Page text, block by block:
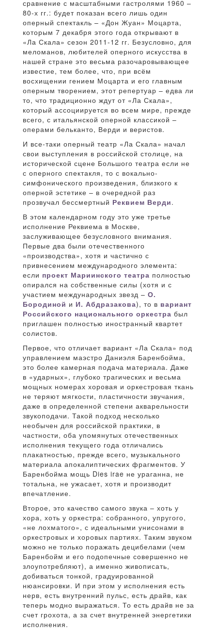
сравнение с масштабными гастролями 1960 –
80-х гг.: будет показан всего лишь один
оперный спектакль – «Дон Жуан» Моцарта,
которым 7 декабря этого года открывают в
«Ла Скала» сезон 2011-12 гг. Безусловно, для
меломанов, любителей оперного искусства в
нашей стране это весьма разочаровывающее
известие, тем более, что, при всём
восхищении гением Моцарта и его главным
оперным творением, этот репертуар – едва ли
то, что традиционно ждут от «Ла Скала»,
который ассоциируется во всем мире, прежде
всего, с итальянской оперной классикой –
операми бельканто, Верди и веристов.
И все-таки оперный театр «Ла Скала» начал
свои выступления в российской столице, на
исторической сцене Большого театра если не
с оперного спектакля, то с вокально-
симфонического произведения, близкого к
оперной эстетике – в очередной раз
прозвучал бессмертный Реквием Верди.
В этом календарном году это уже третье
исполнение Реквиема в Москве,
заслуживающее безусловного внимания.
Первые два были отечественного
«производства», хотя и частично с
привнесением международного элемента:
если проект Мариинского театра полностью
опирался на собственные силы (хотя и с
участием международных звезд – О.
Бородиной и И. Абдразакова), то в вариант
Российского национального оркестра был
приглашен полностью иностранный квартет
солистов.
Первое, что отличает вариант «Ла Скала» под
управлением маэстро Даниэля Баренбойма,
это более камерная подача материала. Даже
в «ударных», глубоко трагических и весьма
мощных номерах хоровая и оркестровая ткань
не теряют мягкости, пластичности звучания,
даже в определенной степени акварельности
звукоподачи. Такой подход несколько
необычен для российской практики, в
частности, оба упомянутых отечественных
исполнения текущего года отличались
плакатностью, прежде всего, музыкального
материала апокалиптических фрагментов. У
Баренбойма мощь Dies irae не ураганна, не
тотальна, не ужасает, хотя и производит
впечатление.
Второе, это качество самого звука – хоть у
хора, хоть у оркестра: собранного, упругого,
«не лохматого», с идеальными унисонами в
оркестровых и хоровых партиях. Таким звуком
можно не только поражать децибелами (чем
Баренбойм и его подопечные совершенно не
злоупотребляют), а именно живописать,
добиваться тонкой, градуированной
нюансировки. И при этом у исполнения есть
нерв, есть внутренний пульс, есть драйв, как
теперь модно выражаться. То есть драйв не за
счет грохота, а за счет внутренней энергетики
исполнения.